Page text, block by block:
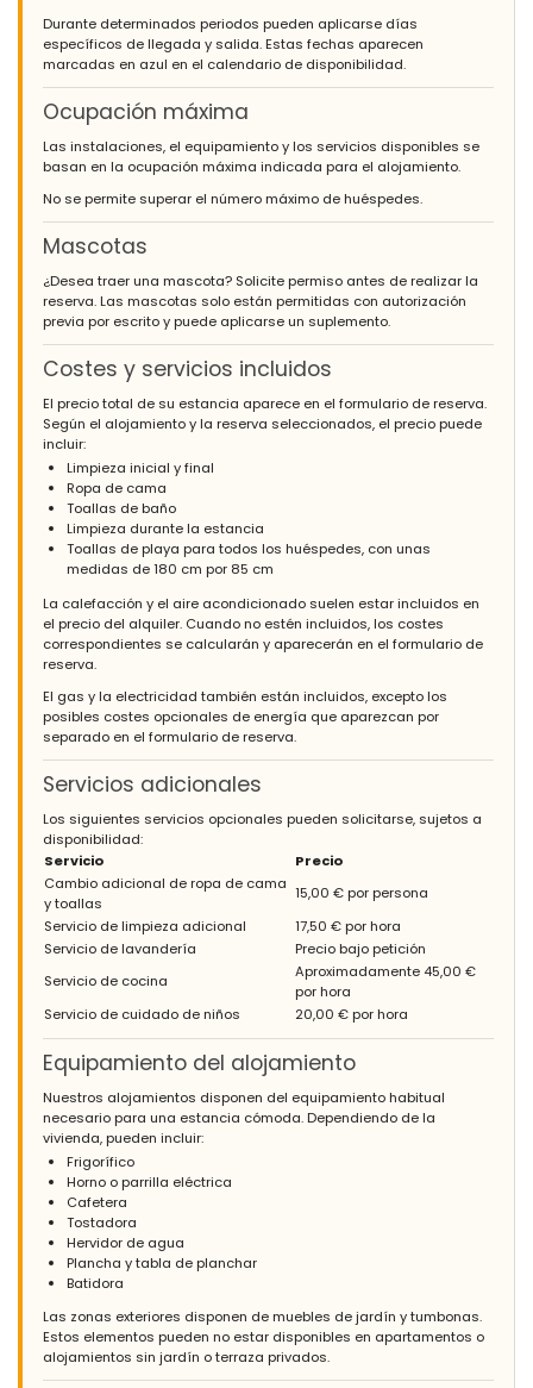
Durante determinados periodos pueden aplicarse días
específicos de llegada y salida. Estas fechas aparecen
marcadas en azul en el calendario de disponibilidad.
Ocupación máxima
Las instalaciones, el equipamiento y los servicios disponibles se
basan en la ocupación máxima indicada para el alojamiento.
No se permite superar el número máximo de huéspedes.
Mascotas
¿Desea traer una mascota? Solicite permiso antes de realizar la
reserva. Las mascotas solo están permitidas con autorización
previa por escrito y puede aplicarse un suplemento.
Costes y servicios incluidos
El precio total de su estancia aparece en el formulario de reserva.
Según el alojamiento y la reserva seleccionados, el precio puede
incluir:
Limpieza inicial y final
Ropa de cama
Toallas de baño
Limpieza durante la estancia
Toallas de playa para todos los huéspedes, con unas
medidas de 180 cm por 85 cm
La calefacción y el aire acondicionado suelen estar incluidos en
el precio del alquiler. Cuando no estén incluidos, los costes
correspondientes se calcularán y aparecerán en el formulario de
reserva.
El gas y la electricidad también están incluidos, excepto los
posibles costes opcionales de energía que aparezcan por
separado en el formulario de reserva.
Servicios adicionales
Los siguientes servicios opcionales pueden solicitarse, sujetos a
disponibilidad:
Servicio
Precio
Cambio adicional de ropa de cama
y toallas
15,00 € por persona
Servicio de limpieza adicional
17,50 € por hora
Servicio de lavandería
Precio bajo petición
Servicio de cocina
Aproximadamente 45,00 €
por hora
Servicio de cuidado de niños
20,00 € por hora
Equipamiento del alojamiento
Nuestros alojamientos disponen del equipamiento habitual
necesario para una estancia cómoda. Dependiendo de la
vivienda, pueden incluir:
Frigorífico
Horno o parrilla eléctrica
Cafetera
Tostadora
Hervidor de agua
Plancha y tabla de planchar
Batidora
Las zonas exteriores disponen de muebles de jardín y tumbonas.
Estos elementos pueden no estar disponibles en apartamentos o
alojamientos sin jardín o terraza privados.